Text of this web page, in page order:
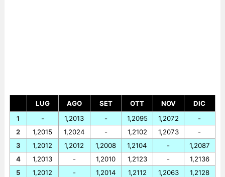
LUG AGO SET OTT NOV
DIC
1
2
3
4
5
-
1,2015
1,2012
1,2013
1,2012
1,2013
1,2024
1,2012
-
-
-
-
1,2008
1,2010
1,2014
1,2095
1,2102
1,2104
1,2123
1,2112
1,2072
1,2073
-
-
1,2063
-
-
1,2087
1,2136
1,2128